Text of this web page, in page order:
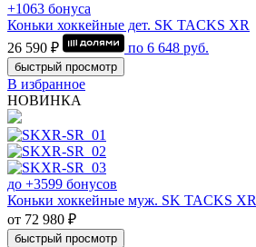
+1063 бонуса
Коньки хоккейные дет. SK TACKS XR
26 590 ₽
по 6 648 руб.
быстрый просмотр
В избранное
НОВИНКА
до +3599 бонусов
Коньки хоккейные муж. SK TACKS XR
от 72 980 ₽
быстрый просмотр